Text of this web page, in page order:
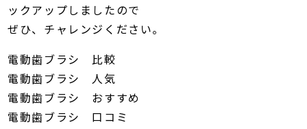
ックアップしましたので
ぜひ、チャレンジください。
電動歯ブラシ 比較
電動歯ブラシ 人気
電動歯ブラシ おすすめ
電動歯ブラシ 口コミ